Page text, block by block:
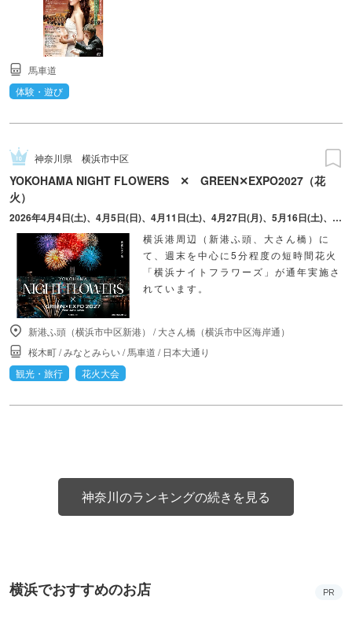
馬車道
体験・遊び
神奈川県 横浜市中区
YOKOHAMA NIGHT FLOWERS ✕ GREEN✕EXPO2027（花
火）
2026年4月4日(土)、4月5日(日)、4月11日(土)、4月27日(月)、5月16日(土)、5月30日(土)、6月13日(土)、7月4日(土)、7月18日(土)、8月9日(日)、9月5日(土)、9月20日(日) ※2026年10月以降の日程は8月をめどに公式サイトからお知らせがあります。
横浜港周辺（新港ふ頭、大さん橋）に
て、週末を中心に5分程度の短時間花火
「横浜ナイトフラワーズ」が通年実施さ
れています。
新港ふ頭（横浜市中区新港） /大さん橋（横浜市中区海岸通）
桜木町/みなとみらい/馬車道 / 日本大通り
観光・旅行
花火大会
神奈川のランキングの続きを見る
横浜でおすすめのお店 PR